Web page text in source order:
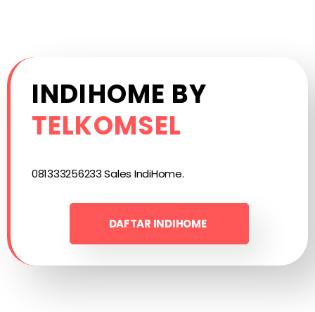
INDIHOME BY
TELKOMSEL
081333256233 Sales IndiHome.
DAFTAR INDIHOME